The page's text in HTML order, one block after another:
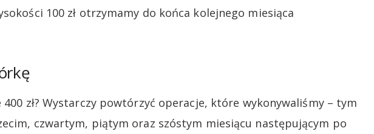
100 zł otrzymamy do końca kolejnego miesiąca
zł? Wystarczy powtórzyć operacje, które wykonywaliśmy – tym
czwartym, piątym oraz szóstym miesiącu następującym po